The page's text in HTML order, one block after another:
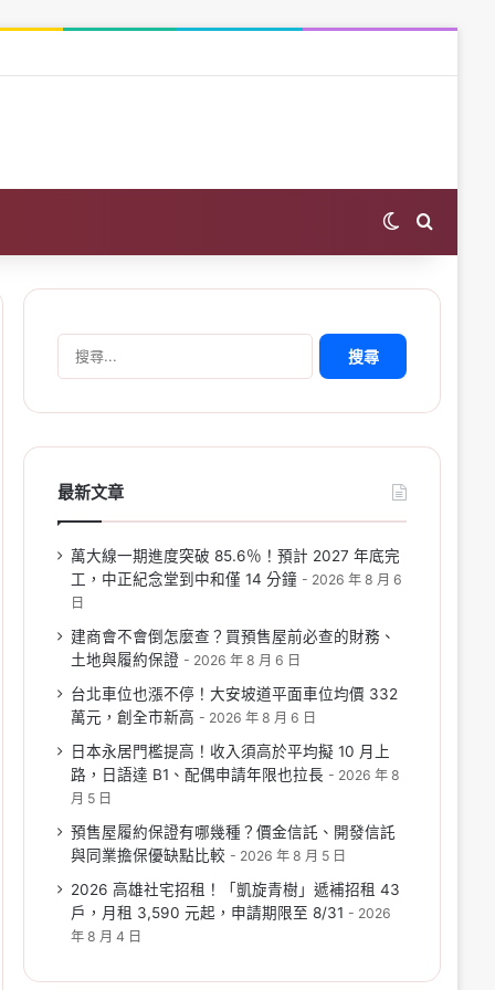
Switch skin
搜
鍵
最新文章
萬大線一期進度突破 85.6％！預計 2027 年底完
工，中正紀念堂到中和僅 14 分鐘
2026 年 8 月 6
日
建商會不會倒怎麼查？買預售屋前必查的財務、
土地與履約保證
2026 年 8 月 6 日
台北車位也漲不停！大安坡道平面車位均價 332
萬元，創全市新高
2026 年 8 月 6 日
日本永居門檻提高！收入須高於平均擬 10 月上
路，日語達 B1、配偶申請年限也拉長
2026 年 8
月 5 日
預售屋履約保證有哪幾種？價金信託、開發信託
與同業擔保優缺點比較
2026 年 8 月 5 日
2026 高雄社宅招租！「凱旋青樹」遞補招租 43
戶，月租 3,590 元起，申請期限至 8/31
2026
年 8 月 4 日